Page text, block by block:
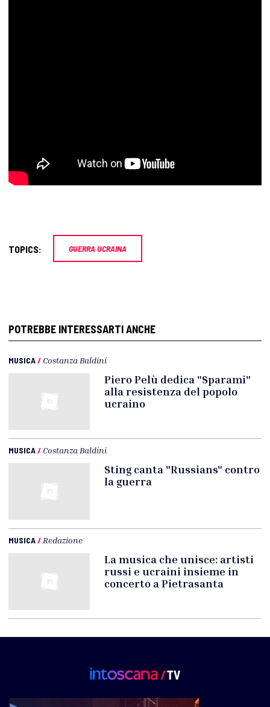
TOPICS: GUERRA UCRAINA
POTREBBE INTERESSARTI ANCHE
MUSICA/ Costanza Baldini
Piero Pelù dedica "Sparami"
alla resistenza del popolo
ucraino
MUSICA/ Costanza Baldini
Sting canta "Russians" contro
la guerra
MUSICA/ Redazione
La musica che unisce: artisti
russi e ucraini insieme in
concerto a Pietrasanta